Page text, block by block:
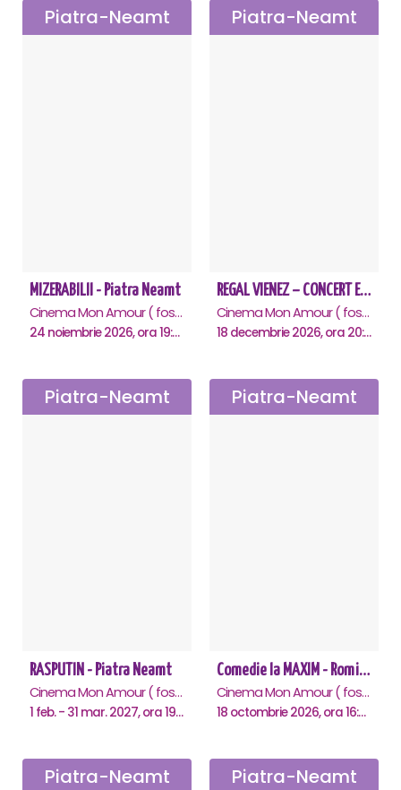
Piatra-Neamt
MIZERABILII - Piatra Neamt
Cinema Mon Amour ( fost Dacia ), Piatra-Neamt
24 noiembrie 2026, ora 19:00
Piatra-Neamt
REGAL VIENEZ – CONCERT EXTRAORDINAR DE CRACIUN - Piatra Neamt
Cinema Mon Amour ( fost Dacia ), Piatra-Neamt
18 decembrie 2026, ora 20:00
Piatra-Neamt
RASPUTIN - Piatra Neamt
Cinema Mon Amour ( fost Dacia ), Piatra-Neamt
1 feb. - 31 mar. 2027, ora 19:00
Piatra-Neamt
Comedie la MAXIM - Romica Tociu si Cornel Palade - Piatra Neamt
Cinema Mon Amour ( fost Dacia ), Piatra-Neamt
18 octombrie 2026, ora 16:00
Piatra-Neamt Piatra-Neamt